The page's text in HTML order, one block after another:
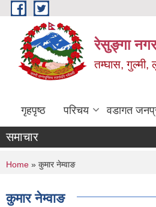
Skip to main content
रेसुङ्गा
तम्घास, गुल्मी,
गृहपृष्ठ परिचय वडागत
समाचार
You are here
Home » कुमार नेम्वाङ
कुमार नेम्वाङ